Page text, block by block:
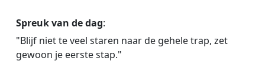
Spreuk van de dag:
"Blijf niet te veel staren naar de gehele trap, zet
gewoon je eerste stap."